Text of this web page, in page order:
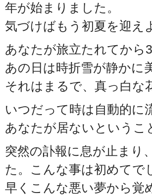
年が始まりました。
気づけばもう初夏を迎え
あなたが旅立たれてから
あの日は時折雪が静かに
それはまるで、真っ白な
いつだって時は自動的に
あなたが居ないというこ
突然の訃報に息が止まり
た。こんな事は初めてで
早くこんな悪い夢から覚